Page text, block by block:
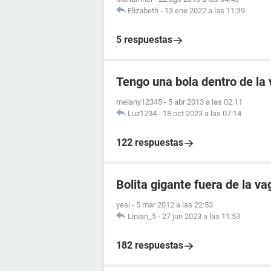
Elizabeth - 13 ene 2022 a las 11:39
5 respuestas
Tengo una bola dentro de la
melany12345 - 5 abr 2013 a las 02:11
Luz1234 - 18 oct 2023 a las 07:14
122 respuestas
Bolita gigante fuera de la
yesi - 5 mar 2012 a las 22:53
Linian_5 - 27 jun 2023 a las 11:53
182 respuestas